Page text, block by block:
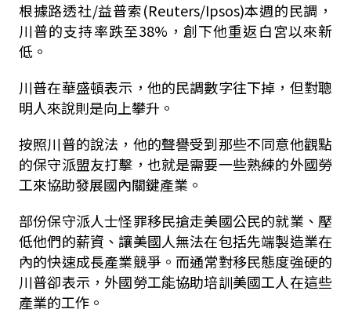
根據路透社/益普索(Reuters/Ipsos)本週的民調，
川普的支持率跌至38%，創下他重返白宮以來新
低。
川普在華盛頓表示，他的民調數字往下掉，但對聰
明人來說則是向上攀升。
按照川普的說法，他的聲譽受到那些不同意他觀點
的保守派盟友打擊，也就是需要一些熟練的外國勞
工來協助發展國內關鍵產業。
部份保守派人士怪罪移民搶走美國公民的就業、壓
低他們的薪資、讓美國人無法在包括先端製造業在
內的快速成長產業競爭。而通常對移民態度強硬的
川普卻表示，外國勞工能協助培訓美國工人在這些
產業的工作。